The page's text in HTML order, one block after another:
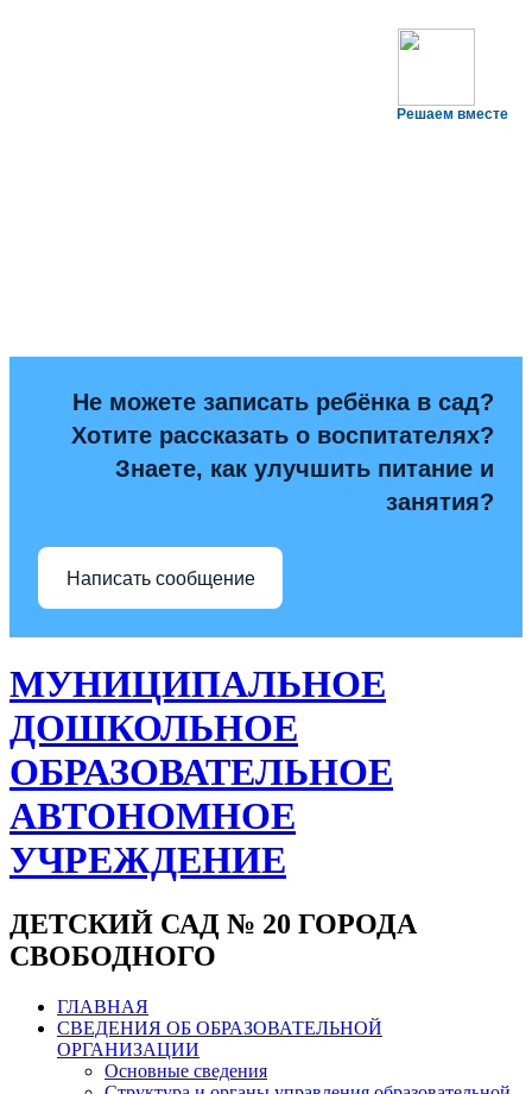
Решаем вместе
Не можете записать ребёнка в сад?
Хотите рассказать о воспитателях?
Знаете, как улучшить питание и
занятия?
Написать сообщение
МУНИЦИПАЛЬНОЕ
ДОШКОЛЬНОЕ
ОБРАЗОВАТЕЛЬНОЕ
АВТОНОМНОЕ
УЧРЕЖДЕНИЕ
ДЕТСКИЙ САД № 20 ГОРОДА
СВОБОДНОГО
ГЛАВНАЯ
СВЕДЕНИЯ ОБ ОБРАЗОВАТЕЛЬНОЙ
ОРГАНИЗАЦИИ
Основные сведения